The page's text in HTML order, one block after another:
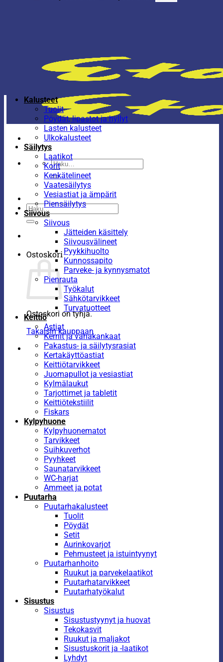
Etsi:
Etsi:
Ostoskori
Ostoskori on tyhjä.
Takaisin kauppaan
Kalusteet
Tuolit
Pöydät, lipastot ja hyllyt
Lasten kalusteet
Ulkokalusteet
Säilytys
Laatikot
Korit
Kenkätelineet
Vaatesäilytys
Vesiastiat ja ämpärit
Piensäilytys
Siivous
Siivous
Jätteiden käsittely
Siivousvälineet
Pyykkihuolto
Kunnossapito
Parveke- ja kynnysmatot
Pienrauta
Työkalut
Sähkötarvikkeet
Turvatuotteet
Keittiö
Astiat
Kernit ja vahakankaat
Pakastus- ja säilytysrasiat
Kertakäyttöastiat
Keittiötarvikkeet
Juomapullot ja vesiastiat
Kylmälaukut
Tarjottimet ja tabletit
Keittiötekstiilit
Fiskars
Kylpyhuone
Kylpyhuonematot
Tarvikkeet
Suihkuverhot
Pyyhkeet
Saunatarvikkeet
WC-harjat
Ammeet ja potat
Puutarha
Puutarhakalusteet
Tuolit
Pöydät
Setit
Aurinkovarjot
Pehmusteet ja istuintyynyt
Puutarhanhoito
Ruukut ja parvekelaatikot
Puutarhatarvikkeet
Puutarhatyökalut
Sisustus
Sisustus
Sisustustyynyt ja huovat
Tekokasvit
Ruukut ja maljakot
Sisustuskorit ja -laatikot
Lyhdyt